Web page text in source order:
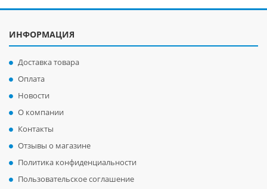
ИНФОРМАЦИЯ
Доставка товара
Оплата
Новости
О компании
Контакты
Отзывы о магазине
Политика конфиденциальности
Пользовательское соглашение